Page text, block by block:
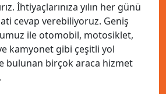
İhtiyaçlarınıza yılın her günü
cevap verebiliyoruz. Geniş
ile otomobil, motosiklet,
kamyonet gibi çeşitli yol
bulunan birçok araca hizmet